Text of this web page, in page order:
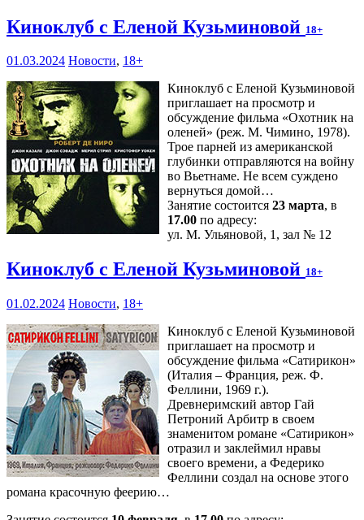
Киноклуб с Еленой Кузьминовой 18+
01.03.2024 Новости, 18+
Киноклуб с Еленой Кузьминовой
приглашает на просмотр и
обсуждение фильма «Охотник на
оленей» (реж. М. Чимино, 1978).
Трое парней из американской
глубинки отправляются на войну
во Вьетнаме. Не всем суждено
вернуться домой…
Занятие состоится 23 марта, в
17.00 по адресу:
ул. М. Ульяновой, 1, зал № 12
Киноклуб с Еленой Кузьминовой 18+
01.02.2024 Новости, 18+
Киноклуб с Еленой Кузьминовой
приглашает на просмотр и
обсуждение фильма «Сатирикон»
(Италия – Франция, реж. Ф.
Феллини, 1969 г.).
Древнеримский автор Гай
Петроний Арбитр в своем
знаменитом романе «Сатирикон»
отразил и заклеймил нравы
своего времени, а Федерико
Феллини создал на основе этого
романа красочную феерию…